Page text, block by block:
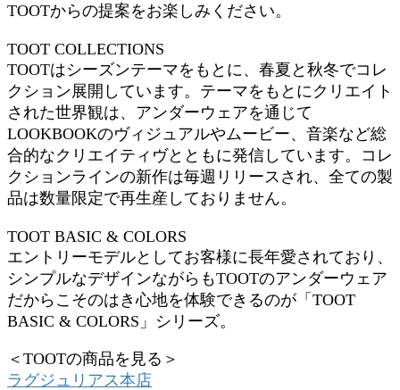
TOOTからの提案をお楽しみください。
TOOT COLLECTIONS
TOOTはシーズンテーマをもとに、春夏と秋冬でコレ
クション展開しています。テーマをもとにクリエイト
された世界観は、アンダーウェアを通じて
LOOKBOOKのヴィジュアルやムービー、音楽など総
合的なクリエイティヴとともに発信しています。コレ
クションラインの新作は毎週リリースされ、全ての製
品は数量限定で再生産しておりません。
TOOT BASIC & COLORS
エントリーモデルとしてお客様に長年愛されており、
シンプルなデザインながらもTOOTのアンダーウェア
だからこそのはき心地を体験できるのが「TOOT
BASIC & COLORS」シリーズ。
＜TOOTの商品を見る＞
ラグジュリアス本店